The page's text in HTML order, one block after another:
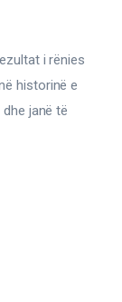
i rënies
historinë e
janë të